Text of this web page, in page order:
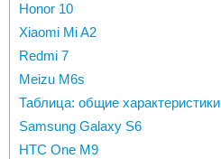
Honor 10
Xiaomi Mi A2
Redmi 7
Meizu M6s
Таблица: общие характеристики
Samsung Galaxy S6
HTC One М9